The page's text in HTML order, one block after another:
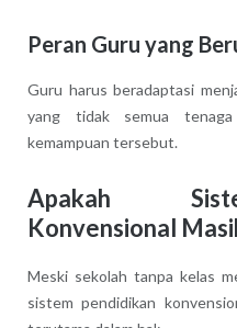
Peran Guru yang
Guru harus beradaptasi
yang tidak semua
kemampuan tersebut.
Apakah
Konvensional
Meski sekolah tanpa kelas
sistem pendidikan